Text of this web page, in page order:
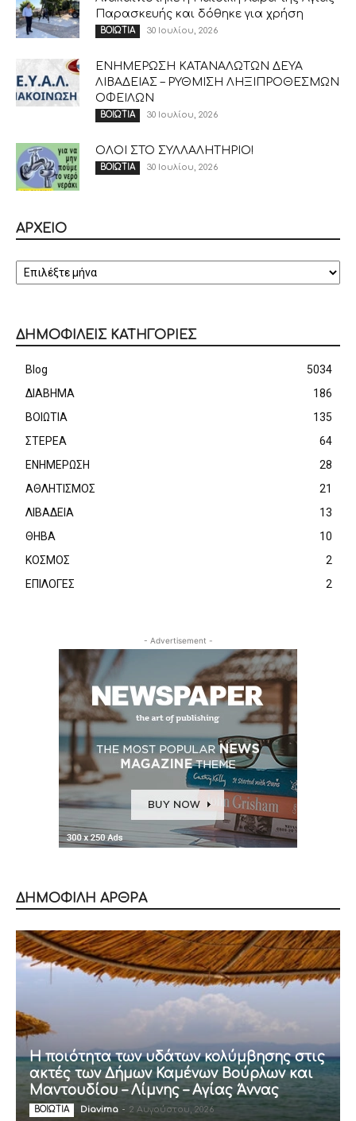
Παρασκευής και δόθηκε για χρήση
ΒΟΙΩΤΙΑ 30 Ιουλίου, 2026
ΕΝΗΜΕΡΩΣΗ ΚΑΤΑΝΑΛΩΤΩΝ ΔΕΥΑ
ΛΙΒΑΔΕΙΑΣ – ΡΥΘΜΙΣΗ ΛΗΞΙΠΡΟΘΕΣΜΩΝ
ΟΦΕΙΛΩΝ
ΒΟΙΩΤΙΑ 30 Ιουλίου, 2026
ΟΛΟΙ ΣΤΟ ΣΥΛΛΑΛΗΤΗΡΙΟ!
ΒΟΙΩΤΙΑ 30 Ιουλίου, 2026
ΑΡΧΕΙΟ
ΔΗΜΟΦΙΛΕΙΣ ΚΑΤΗΓΟΡΙΕΣ
Blog
5034
ΔΙΑΒΗΜΑ
186
ΒΟΙΩΤΙΑ
135
ΣΤΕΡΕΑ
64
ΕΝΗΜΕΡΩΣΗ
28
ΑΘΛΗΤΙΣΜΟΣ
21
ΛΙΒΑΔΕΙΑ
13
ΘΗΒΑ
10
ΚΟΣΜΟΣ
2
ΕΠΙΛΟΓΕΣ
2
- Advertisement -
ΔΗΜΟΦΙΛΗ ΑΡΘΡΑ
Η ποιότητα των υδάτων κολύμβησης στις
ακτές των Δήμων Καμένων Βούρλων και
Μαντουδίου – Λίμνης – Αγίας Άννας
ΒΟΙΩΤΙΑ Diavima - 2 Αυγούστου, 2026